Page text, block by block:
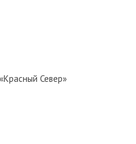
Север»